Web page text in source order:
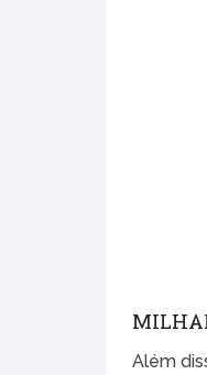
Além